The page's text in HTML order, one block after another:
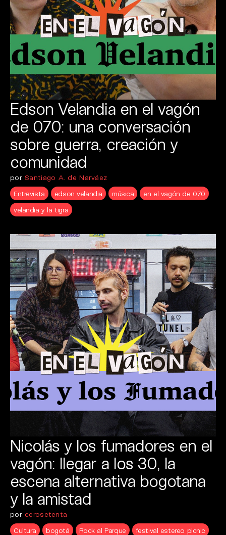
Edson Velandia en el vagón
de 070: una conversación
sobre guerra, creación y
comunidad
porSantiago A. de Narváez
Entrevista
edson velandia música
en el vagón de 070
velandia y la tigra
Nicolás y los fumadores en el
vagón: llegar a los 30, la
escena alternativa bogotana
y la amistad
por cerosetenta
Cultura
bogotá Rock al Parque
festival estereo picnic